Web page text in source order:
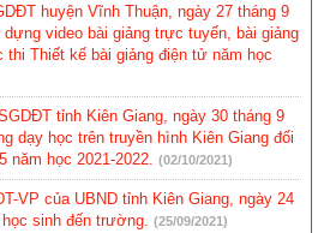
huyện Vĩnh Thuận, ngày 27 tháng 9
video bài giảng trực tuyến, bài giảng
thi Thiết kế bài giảng điện tử năm học
tỉnh Kiên Giang, ngày 30 tháng 9
dạy học trên truyền hình Kiên Giang đối
học 2021-2022.
(02/10/2021)
VP của UBND tỉnh Kiên Giang, ngày 24
sinh đến trường.
(25/09/2021)